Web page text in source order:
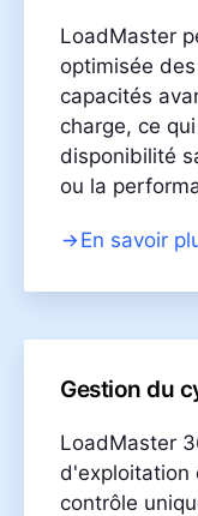
LoadMaster
optimisée
capacités
charge, ce
disponibilité
ou la
En savoir
Gestion du
LoadMaster
d'exploitation
contrôle